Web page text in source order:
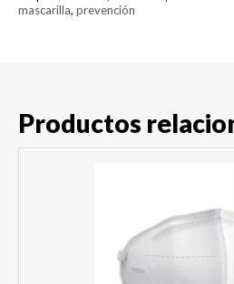
mascarilla, prevención
Productos